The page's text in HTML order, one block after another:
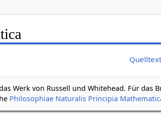
Werk von Russell und Whitehead. Für das
Philosophiae Naturalis Principia